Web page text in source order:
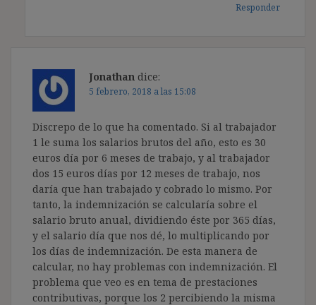
Responder
Jonathan dice:
5 febrero, 2018 a las 15:08
Discrepo de lo que ha comentado. Si al trabajador
1 le suma los salarios brutos del año, esto es 30
euros día por 6 meses de trabajo, y al trabajador
dos 15 euros días por 12 meses de trabajo, nos
daría que han trabajado y cobrado lo mismo. Por
tanto, la indemnización se calcularía sobre el
salario bruto anual, dividiendo éste por 365 días,
y el salario día que nos dé, lo multiplicando por
los días de indemnización. De esta manera de
calcular, no hay problemas con indemnización. El
problema que veo es en tema de prestaciones
contributivas, porque los 2 percibiendo la misma